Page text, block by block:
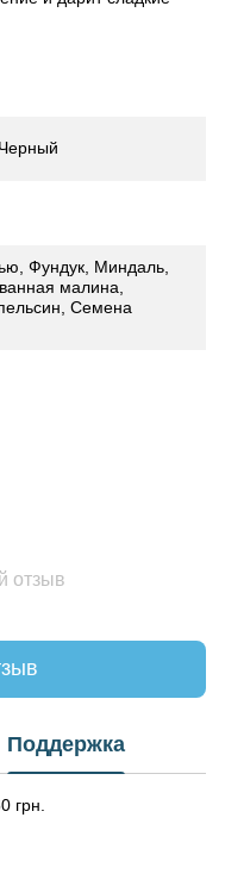
Фундук, Миндаль,
малина,
Семена
отзыв
Поддержка
грн.